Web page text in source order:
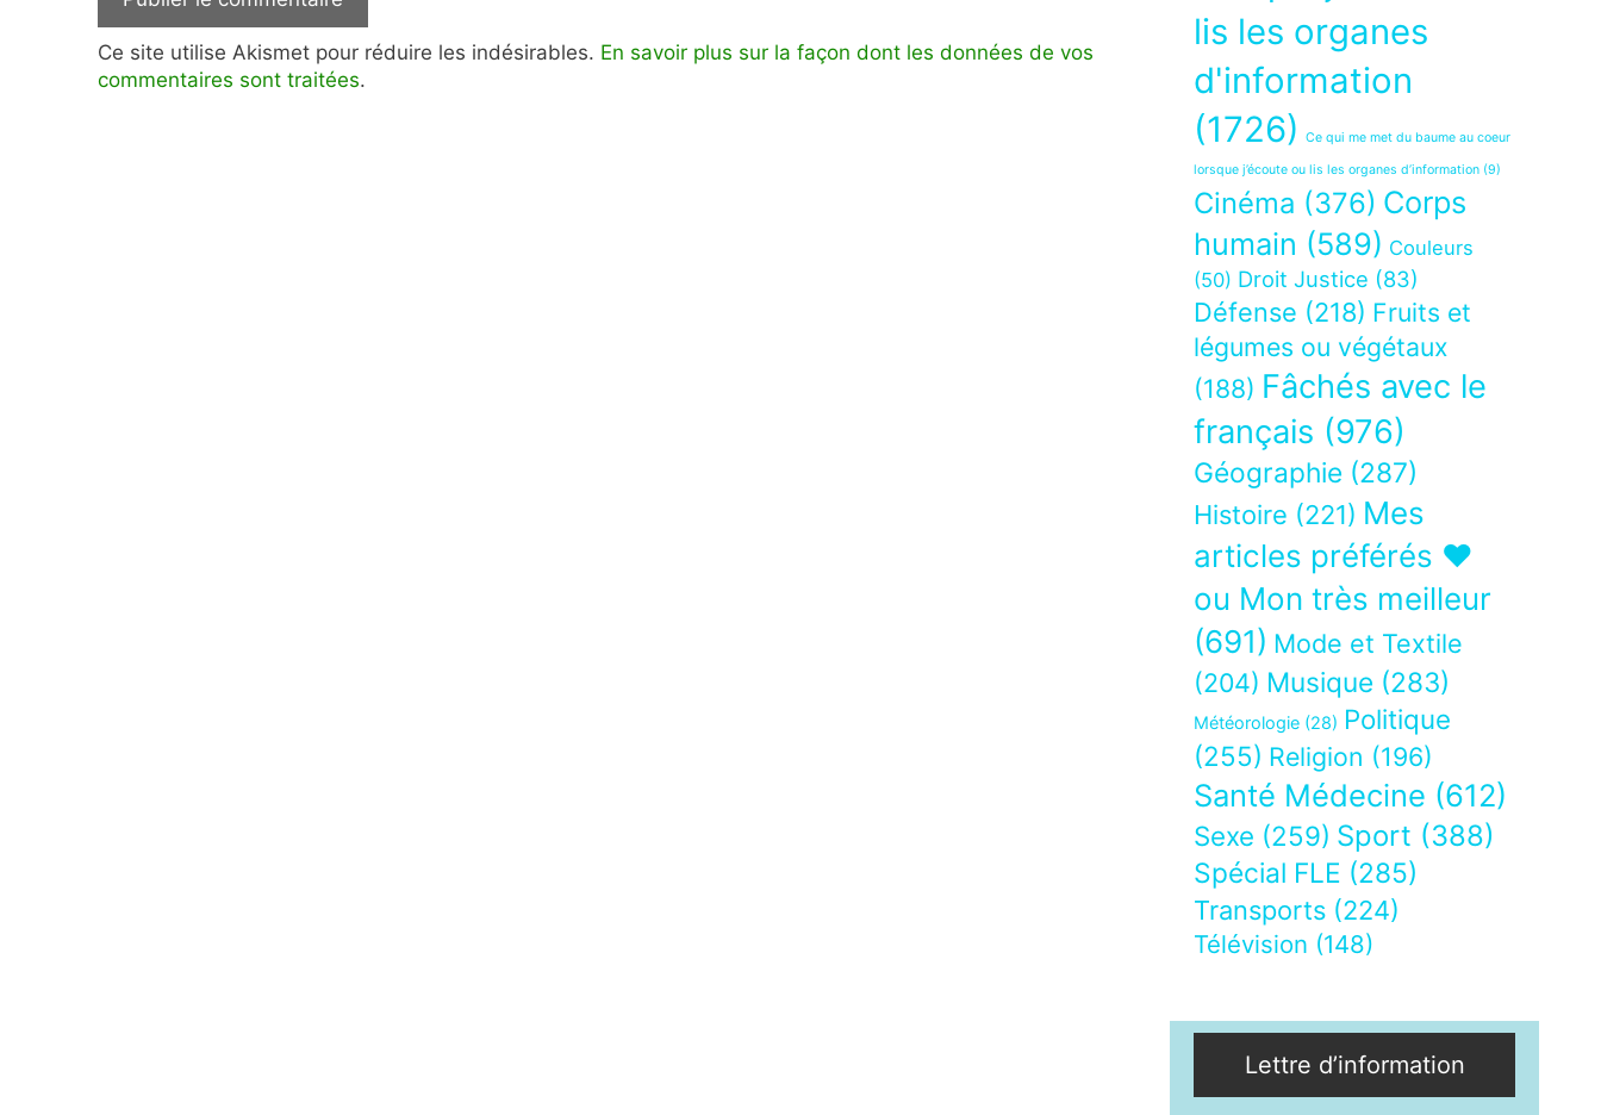
Ce site utilise Akismet pour réduire les indésirables. En savoir plus sur la façon dont les données de vos
commentaires sont traitées.
lis les organes
d'information
(1726)
Ce qui me met du baume au coeur
lorsque j’écoute ou lis les organes d’information (9)
Cinéma (376) Corps
humain (589) Couleurs
(50) Droit Justice (83)
Défense (218) Fruits et
légumes ou végétaux
(188) Fâchés avec le
français (976)
Géographie (287)
Histoire (221) Mes
articles préférés ❤
ou Mon très meilleur
(691) Mode et Textile
(204) Musique (283)
Météorologie (28) Politique
(255) Religion (196)
Santé Médecine (612)
Sexe (259) Sport (388)
Spécial FLE (285)
Transports (224)
Télévision (148)
Lettre d’information